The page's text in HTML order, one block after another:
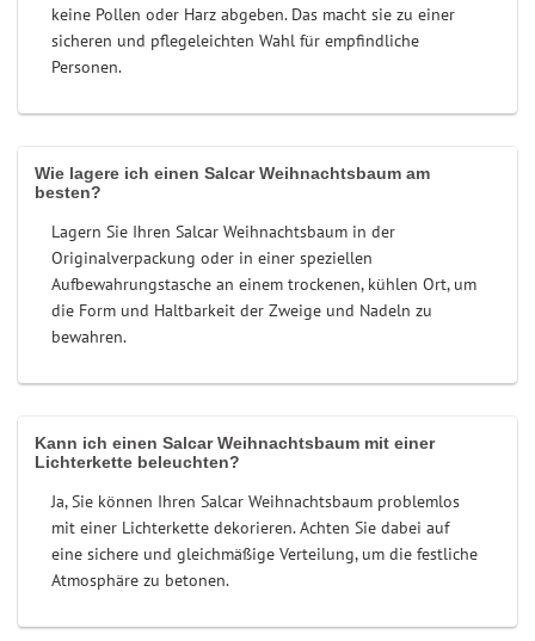
keine Pollen oder Harz abgeben. Das macht sie zu einer
sicheren und pflegeleichten Wahl für empfindliche
Personen.
Wie lagere ich einen Salcar Weihnachtsbaum am
besten?
Lagern Sie Ihren Salcar Weihnachtsbaum in der
Originalverpackung oder in einer speziellen
Aufbewahrungstasche an einem trockenen, kühlen Ort, um
die Form und Haltbarkeit der Zweige und Nadeln zu
bewahren.
Kann ich einen Salcar Weihnachtsbaum mit einer
Lichterkette beleuchten?
Ja, Sie können Ihren Salcar Weihnachtsbaum problemlos
mit einer Lichterkette dekorieren. Achten Sie dabei auf
eine sichere und gleichmäßige Verteilung, um die festliche
Atmosphäre zu betonen.